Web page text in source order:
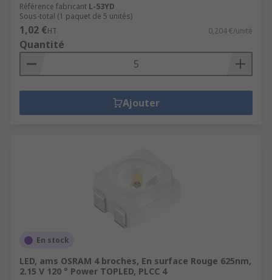
Référence fabricant L-53YD
Sous-total (1 paquet de 5 unités)
1,02 €HT 0,204 €/unité
Quantité
Ajouter
En stock
LED, ams OSRAM 4 broches, En surface Rouge 625nm,
2.15 V 120 ° Power TOPLED, PLCC 4